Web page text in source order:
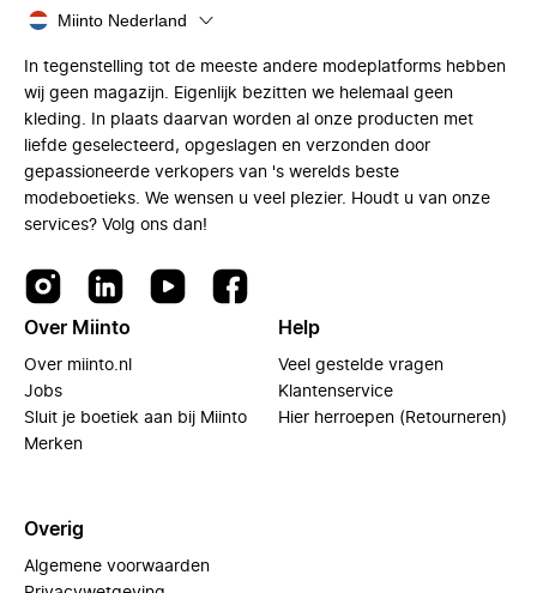
Miinto Nederland
In tegenstelling tot de meeste andere modeplatforms hebben
wij geen magazijn. Eigenlijk bezitten we helemaal geen
kleding. In plaats daarvan worden al onze producten met
liefde geselecteerd, opgeslagen en verzonden door
gepassioneerde verkopers van 's werelds beste
modeboetieks. We wensen u veel plezier. Houdt u van onze
services? Volg ons dan!
Over Miinto
Over miinto.nl
Jobs
Sluit je boetiek aan bij Miinto
Merken
Help
Veel gestelde vragen
Klantenservice
Hier herroepen (Retourneren)
Overig
Algemene voorwaarden